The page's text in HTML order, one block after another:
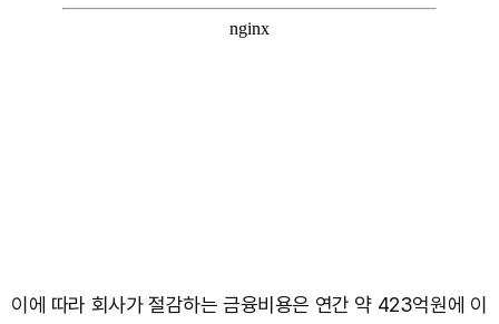
이에 따라 회사가 절감하는 금융비용은 연간 약 423억원에 이